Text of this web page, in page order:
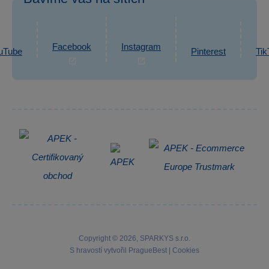
Reklamace
Informace o zpracování osobních údajů
eshop@sparkys.cz
Napsat zprávu
Facebook Instagram Pinterest
Copyright © 2026, SPARKYS s.r.o.
S hravostí vytvořil
PragueBest Cookies